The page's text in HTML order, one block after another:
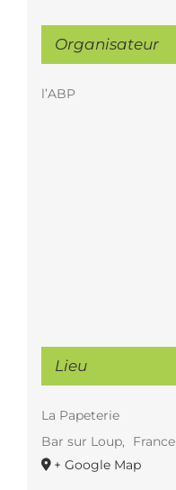
Organisateur
l’ABP
Lieu
La Papeterie
Bar sur Loup,
France
+ Google Map